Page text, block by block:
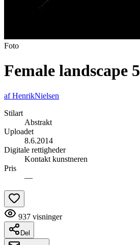
Foto
Female landscape 5
afHenrikNielsen
Stilart
Abstrakt
Uploadet
8.6.2014
Digitale rettigheder
Kontakt kunstneren
Pris
—
937 visninger
Del